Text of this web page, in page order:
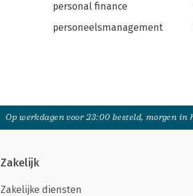
personal finance
personeelsmanagement
Op werkdagen voor 23:00 besteld, morgen in
Zakelijk
Zakelijke diensten